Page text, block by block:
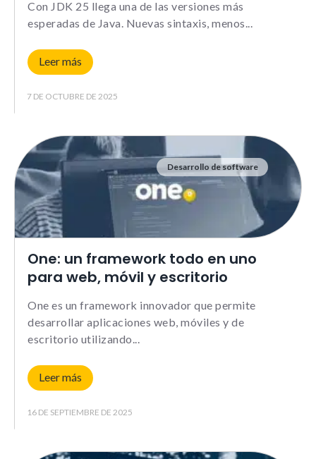
Con JDK 25 llega una de las versiones más
esperadas de Java. Nuevas sintaxis, menos
Leer más
7 DE OCTUBRE DE 2025
Desarrollo de software
One: un framework todo en uno
para web, móvil y escritorio
One es un framework innovador que permite
desarrollar aplicaciones web, móviles y de
escritorio utilizando
Leer más
16 DE SEPTIEMBRE DE 2025
sobre estas cookies, sin
posible que determinadas
mejorar la
estructura de
la web, en
base a cómo la
usas.
_hjSession |
_hjSessionUser
Experience
cookies,